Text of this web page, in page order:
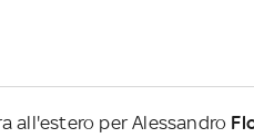
all'estero per Alessandro